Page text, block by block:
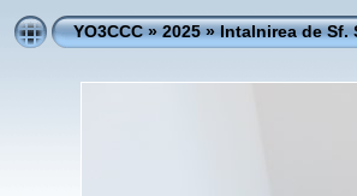
YO3CCC»2025»Intalnirea de Sf.